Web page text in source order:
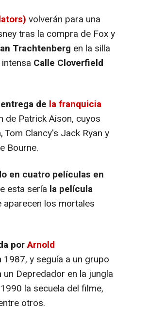
volverán para una
tras la compra de Fox y
Trachtenberg en la silla
Calle Cloverfield
de la franquicia
de Patrick Aison, cuyos
Clancy's Jack Ryan y
Bourne.
en cuatro películas en
esta sería la película
aparecen los mortales
porArnold
1987, y seguía a un grupo
Depredador en la jungla
la secuela del filme,
otros.